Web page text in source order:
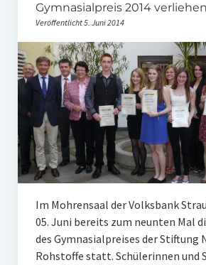
Der Vorstand
Satzung
Unser Netzwerk
Unterstützen Sie uns
Datenschutz
Impressum und Disclaimer
Stipendien
Erfahrungsberichte
Gymnasialpreis 2014 verliehen
Veröffentlicht 5. Juni 2014
Im Mohrensaal der Volksbank
05. Juni bereits zum neunten Mal
des Gymnasialpreises der Stiftung
Rohstoffe statt. Schülerinnen und